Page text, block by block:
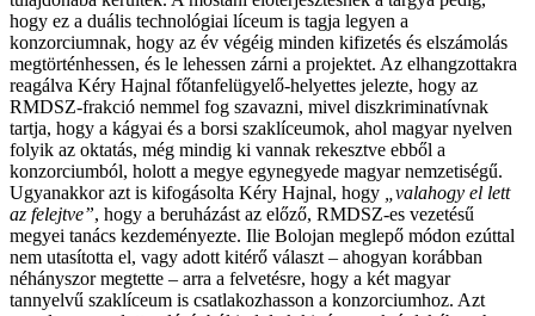
hogy ez a duális technológiai líceum is tagja legyen a
konzorciumnak, hogy az év végéig minden kifizetés és elszámolás
megtörténhessen, és le lehessen zárni a projektet. Az elhangzottakra
reagálva Kéry Hajnal főtanfelügyelő-helyettes jelezte, hogy az
RMDSZ-frakció nemmel fog szavazni, mivel diszkriminatívnak
tartja, hogy a kágyai és a borsi szaklíceumok, ahol magyar nyelven
folyik az oktatás, még mindig ki vannak rekesztve ebből a
konzorciumból, holott a megye egynegyede magyar nemzetiségű.
Ugyanakkor azt is kifogásolta Kéry Hajnal, hogy
„valahogy el lett
az felejtve”, hogy a beruházást az előző, RMDSZ-es vezetésű
megyei tanács kezdeményezte. Ilie Bolojan meglepő módon ezúttal
nem utasította el, vagy adott kitérő választ – ahogyan korábban
néhányszor megtette – arra a felvetésre, hogy a két magyar
tannyelvű szaklíceum is csatlakozhasson a konzorciumhoz. Azt